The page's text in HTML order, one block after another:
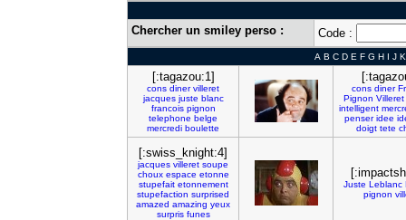
Chercher un smiley perso : Code :
A B C D E F G H I J K
[:tagazou:1]
cons diner villeret
jacques juste blanc
francois pignon
telephone belge
mercredi boulette
cons diner
Pignon Villeret
intelligent
penser idee
doigt tete
[:swiss_knight:4]
jacques villeret soupe
choux espace etonne
stupefait etonnement
stupefaction surprised
amazed amazing yeux
surpris funes
Juste Leblanc
pignon